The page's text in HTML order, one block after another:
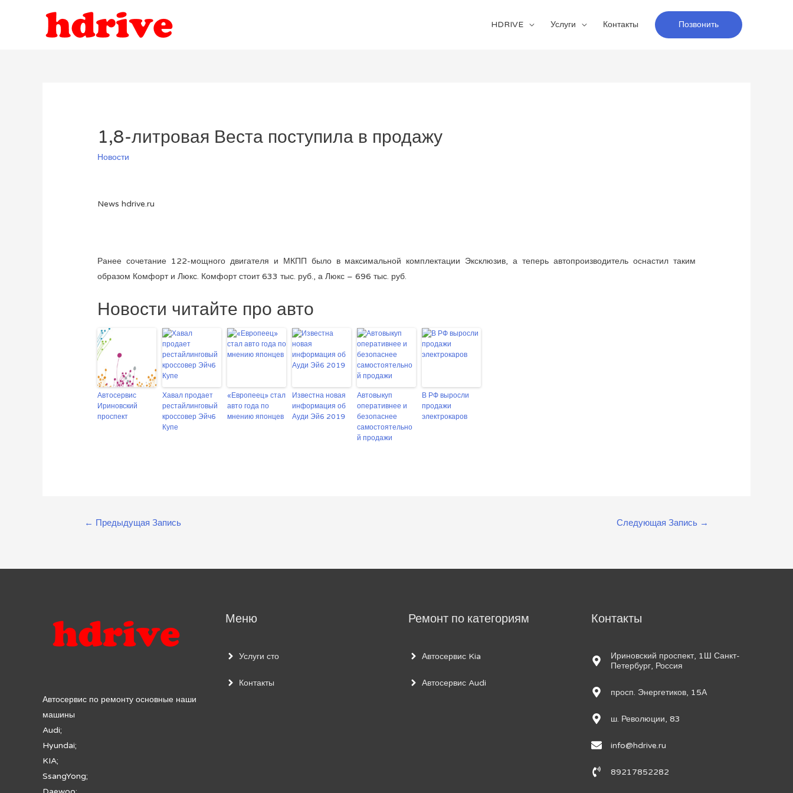
HDRIVE Услуги Контакты Позвонить
1,8-литровая Веста поступила в продажу
Новости
News hdrive.ru
Ранее сочетание 122-мощного двигателя и МКПП было в максимальной комплектации Эксклюзив, а теперь автопроизводитель оснастил таким
образом Комфорт и Люкс. Комфорт стоит 633 тыс. руб., а Люкс – 696 тыс. руб.
Новости читайте про авто
Автосервис
Ириновский
проспект
Хавал продает
рестайлинговый
кроссовер Эйч6
Купе
«Европеец» стал
авто года по
мнению японцев
Известна новая
информация об
Ауди Эй6 2019
Автовыкуп
оперативнее и
безопаснее
самостоятельно
й продажи
В РФ выросли
продажи
электрокаров
Навигация
← Предыдущая Запись Следующая Запись →
Автосервис по ремонту основные наши
машины
Audi;
Hyundai;
KIA;
SsangYong;
Меню
Услуги сто
Контакты
Ремонт по категориям
Автосервис Kia
Автосервис Audi
Контакты
Ириновский проспект, 1Ш Санкт-
Петербург, Россия
просп. Энергетиков, 15А
ш. Революции, 83
info@hdrive.ru
89217852282